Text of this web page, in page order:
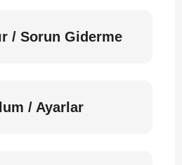
/ Sorun Giderme
/ Ayarlar